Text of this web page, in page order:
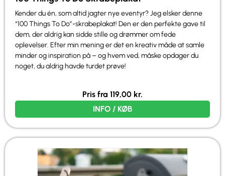
Kender du én, som altid jagter nye eventyr? Jeg elsker denne
“100 Things To Do”-skrabeplakat! Den er den perfekte gave til
dem, der aldrig kan sidde stille og drømmer om fede
oplevelser. Efter min mening er det en kreativ måde at samle
minder og inspiration på – og hvem ved, måske opdager du
noget, du aldrig havde turdet prøve!
Pris fra 119,00 kr.
INFO / KØB